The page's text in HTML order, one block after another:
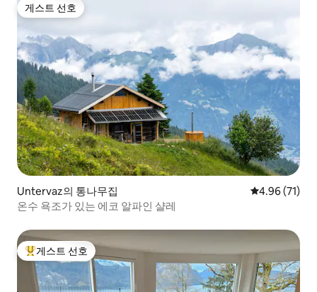
게스트 선호
게스트 선호
Untervaz의 통나무집 평점 4.96점
4.96 (71)
온수 욕조가 있는 에코 알파인 샬레
상위 게스트 선호
게스트 선호